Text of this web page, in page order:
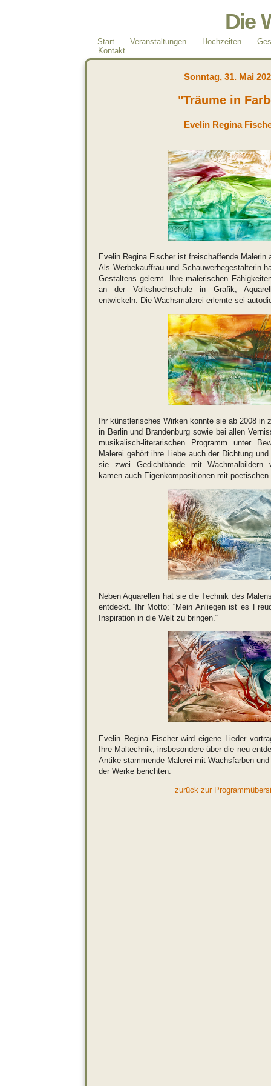
Die
Start Veranstaltungen Hochzeiten
Kontakt
Sonntag, 31. Mai
"Träume in
Evelin Regina
Evelin Regina Fischer ist freischaffende Malerin
Als Werbekauffrau und Schauwerbegestalterin
Gestaltens gelernt. Ihre malerischen
an der Volkshochschule in Grafik,
entwickeln. Die Wachsmalerei erlernte sei
Ihr künstlerisches Wirken konnte sie ab 2008 in
in Berlin und Brandenburg sowie bei allen
musikalisch-literarischen Programm unter
Malerei gehört ihre Liebe auch der Dichtung
sie zwei Gedichtbände mit Wachmalbildern
kamen auch Eigenkompositionen mit poetischen
Neben Aquarellen hat sie die Technik des
entdeckt. Ihr Motto: “Mein Anliegen ist es
Inspiration in die Welt zu bringen.“
Evelin Regina Fischer wird eigene Lieder
Ihre Maltechnik, insbesondere über die neu
Antike stammende Malerei mit Wachsfarben
der Werke berichten.
zurück zur